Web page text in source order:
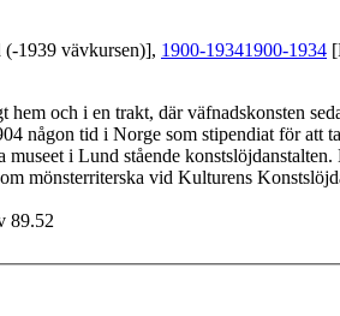
1939 vävkursen)], 1900-19341900-1934
och i en trakt, där väfnadskonsten
någon tid i Norge som stipendiat för att
i Lund stående
Årg. 6 (1904/1905) ; Verksam som mönsterriterska vid Kulturens
89.52